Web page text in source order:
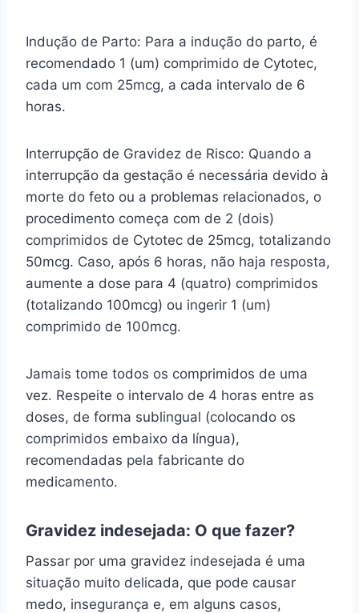
Indução de Parto: Para a indução do parto, é
recomendado 1 (um) comprimido de Cytotec,
cada um com 25mcg, a cada intervalo de 6
horas.
Interrupção de Gravidez de Risco: Quando a
interrupção da gestação é necessária devido à
morte do feto ou a problemas relacionados, o
procedimento começa com de 2 (dois)
comprimidos de Cytotec de 25mcg, totalizando
50mcg. Caso, após 6 horas, não haja resposta,
aumente a dose para 4 (quatro) comprimidos
(totalizando 100mcg) ou ingerir 1 (um)
comprimido de 100mcg.
Jamais tome todos os comprimidos de uma
vez. Respeite o intervalo de 4 horas entre as
doses, de forma sublingual (colocando os
comprimidos embaixo da língua),
recomendadas pela fabricante do
medicamento.
Gravidez indesejada: O que fazer?
Passar por uma gravidez indesejada é uma
situação muito delicada, que pode causar
medo, insegurança e, em alguns casos,